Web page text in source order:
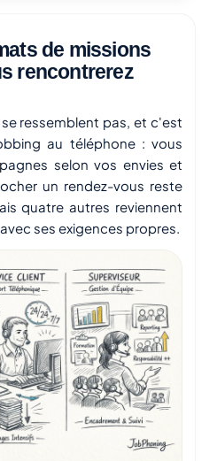
de missions
rencontrerez
ressemblent pas, et c'est
au téléphone : vous
selon vos envies et
un rendez-vous reste
quatre autres reviennent
ses exigences propres.